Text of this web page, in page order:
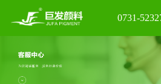
0731-